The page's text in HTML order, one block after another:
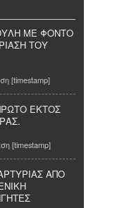
ΜΕ ΦΟΝΤΟ
ΤΟΥ
[timestamp]
ΕΚΤΟΣ
[timestamp]
ΑΠΟ